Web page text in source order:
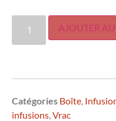
AJOUTER
Catégories Boîte,
infusions,Vrac